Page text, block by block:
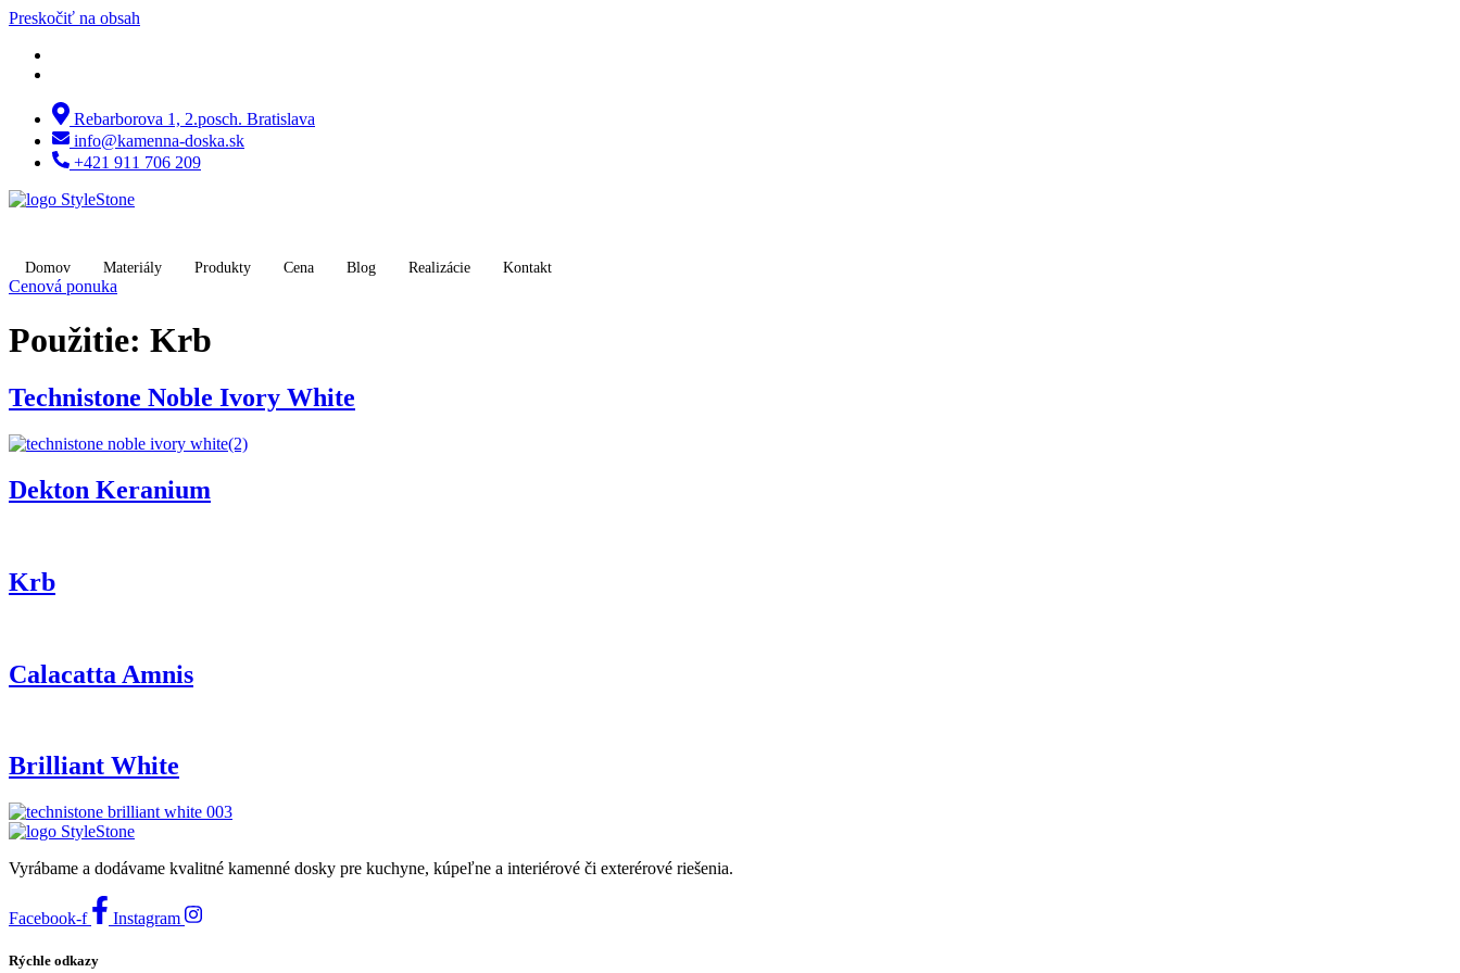
Preskočiť na obsah
Rebarborova 1, 2.posch. Bratislava
info@kamenna-doska.sk
+421 911 706 209
Domov Materiály Produkty Cena Blog Realizácie Kontakt
Cenová ponuka
Použitie: Krb
Technistone Noble Ivory White
Dekton Keranium
Krb
Calacatta Amnis
Brilliant White
Vyrábame a dodávame kvalitné kamenné dosky pre kuchyne, kúpeľne a interiérové či exterérové riešenia.
Facebook-f Instagram
Rýchle odkazy